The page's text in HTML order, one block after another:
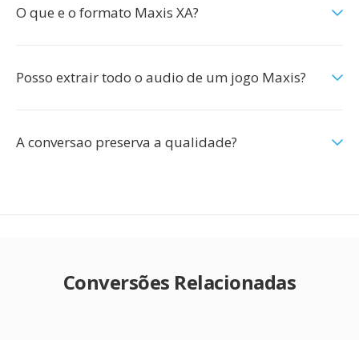
O que e o formato Maxis XA?
Posso extrair todo o audio de um jogo Maxis?
A conversao preserva a qualidade?
Conversões Relacionadas